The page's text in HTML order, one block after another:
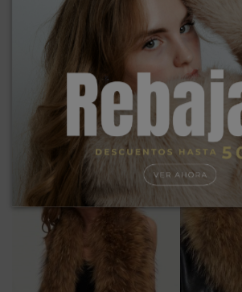
Chaleco largo de pelo
98,00 € 149,00 €
¡Rebajado!